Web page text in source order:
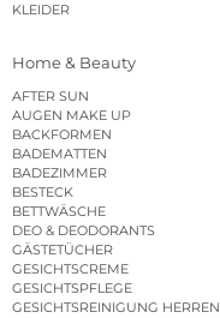
KLEIDER
Home & Beauty
AFTER SUN
AUGEN MAKE UP
BACKFORMEN
BADEMATTEN
BADEZIMMER
BESTECK
BETTWÄSCHE
DEO & DEODORANTS
GÄSTETÜCHER
GESICHTSCREME
GESICHTSPFLEGE
GESICHTSREINIGUNG HERREN